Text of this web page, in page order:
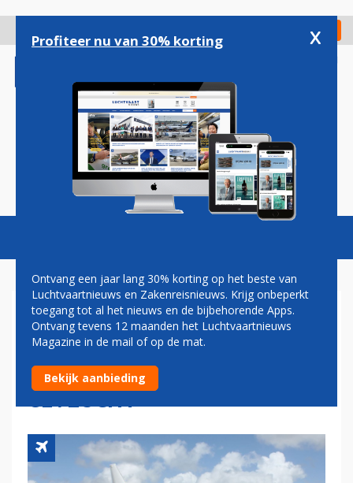
gaan
Check in
Magazine Podcasts Vacatures
NEDERLANDSE DIRECTEUR
SLM MET VROUW EN
KINDEREN UIT SURINAME
GEVLUCHT
Profiteer nu van 30% korting x
Ontvang een jaar lang 30% korting op het beste van
Luchtvaartnieuws en Zakenreisnieuws. Krijg onbeperkt
toegang tot al het nieuws en de bijbehorende Apps.
Ontvang tevens 12 maanden het Luchtvaartnieuws
Magazine in de mail of op de mat.
Bekijk aanbieding